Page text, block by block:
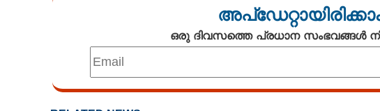
ഒരു ദിവസത്തെ പ്രധാന സംഭവങ്ങൾ